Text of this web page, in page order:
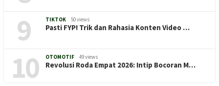
9 TIKTOK 50 views
Pasti FYP! Trik dan Rahasia Konten Video …
10 OTOMOTIF 49 views
Revolusi Roda Empat 2026: Intip Bocoran M…